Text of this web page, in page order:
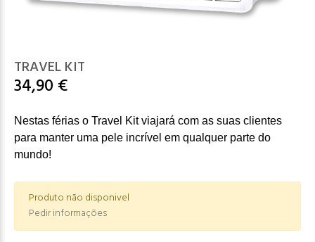
TRAVEL KIT
34,90 €
Nestas férias o Travel Kit viajará com as suas clientes
para manter uma pele incrível em qualquer parte do
mundo!
Produto não disponivel
Pedir informações